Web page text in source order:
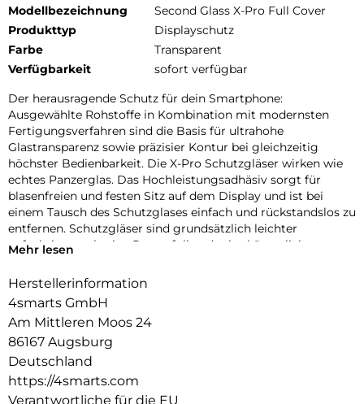
Modellbezeichnung
Second Glass X-Pro Full Cover
Produkttyp
Displayschutz
Farbe
Transparent
Verfügbarkeit
sofort verfügbar
Der herausragende Schutz für dein Smartphone:
Ausgewählte Rohstoffe in Kombination mit modernsten
Fertigungsverfahren sind die Basis für ultrahohe
Glastransparenz sowie präzisier Kontur bei gleichzeitig
höchster Bedienbarkeit. Die X-Pro Schutzgläser wirken wie
echtes Panzerglas. Das Hochleistungsadhäsiv sorgt für
blasenfreien und festen Sitz auf dem Display und ist bei
einem Tausch des Schutzglases einfach und rückstandslos zu
entfernen. Schutzgläser sind grundsätzlich leichter
aufzubringen als eine Panzerfolie oder herkömmliche
d.h. kompatibel mit den gängigen Schutzhüllen.
Frame4smarts:
Mit dem Easy-Assist Montagerahmen geht bei der
Anbringung des X-Pro Displayschutz „nichts mehr schief”.
Perfekte Positionierung, blitzschnelle Montage – ein
Kinderspiel für alle!
Fullcover4smarts:
Mehr lesen
Herstellerinformation
4smarts GmbH
Am Mittleren Moos 24
86167 Augsburg
Deutschland
https://4smarts.com
Verantwortliche für die EU